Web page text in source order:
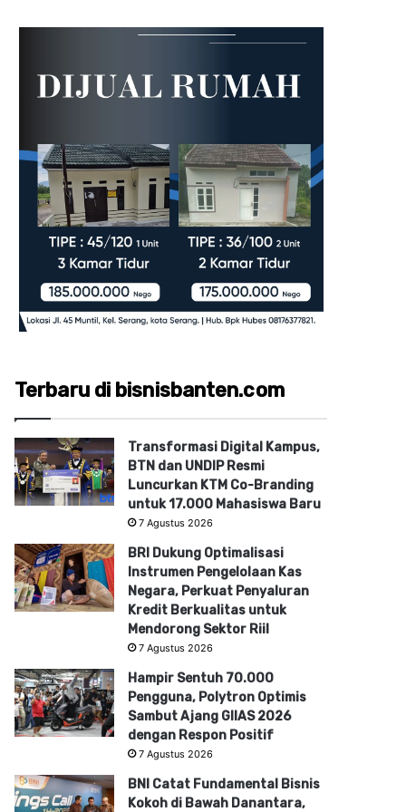
Terbaru di bisnisbanten.com
Transformasi Digital Kampus,
BTN dan UNDIP Resmi
Luncurkan KTM Co-Branding
untuk 17.000 Mahasiswa Baru
7 Agustus 2026
BRI Dukung Optimalisasi
Instrumen Pengelolaan Kas
Negara, Perkuat Penyaluran
Kredit Berkualitas untuk
Mendorong Sektor Riil
7 Agustus 2026
Hampir Sentuh 70.000
Pengguna, Polytron Optimis
Sambut Ajang GIIAS 2026
dengan Respon Positif
7 Agustus 2026
BNI Catat Fundamental Bisnis
Kokoh di Bawah Danantara,